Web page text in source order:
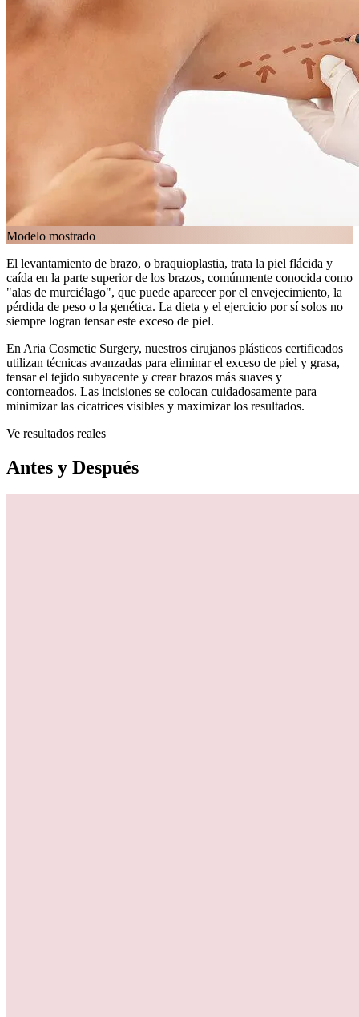
Modelo mostrado
El levantamiento de brazo, o braquioplastia, trata la piel flácida y
caída en la parte superior de los brazos, comúnmente conocida como
"alas de murciélago", que puede aparecer por el envejecimiento, la
pérdida de peso o la genética. La dieta y el ejercicio por sí solos no
siempre logran tensar este exceso de piel.
En Aria Cosmetic Surgery, nuestros cirujanos plásticos certificados
utilizan técnicas avanzadas para eliminar el exceso de piel y grasa,
tensar el tejido subyacente y crear brazos más suaves y
contorneados. Las incisiones se colocan cuidadosamente para
minimizar las cicatrices visibles y maximizar los resultados.
Ve resultados reales
Antes y Después